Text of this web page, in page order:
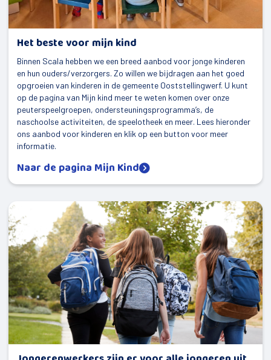
Het beste voor mijn kind
Binnen Scala hebben we een breed aanbod voor jonge kinderen
en hun ouders/verzorgers. Zo willen we bijdragen aan het goed
opgroeien van kinderen in de gemeente Ooststellingwerf. U kunt
op de pagina van Mijn kind meer te weten komen over onze
peuterspeelgroepen, ondersteuningsprogramma’s, de
naschoolse activiteiten, de speelotheek en meer. Lees hieronder
ons aanbod voor kinderen en klik op een button voor meer
informatie.
Naar de pagina Mijn Kind